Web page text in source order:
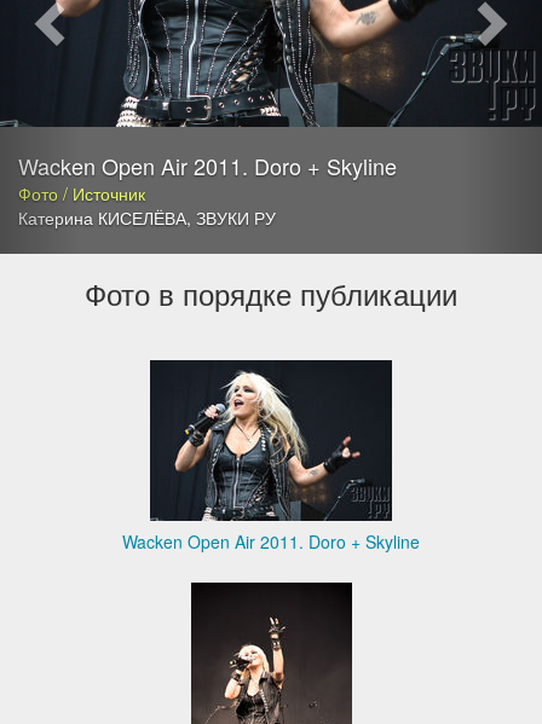
Wacken Open Air 2011. Doro + Skyline
Фото / Источник
Катерина КИСЕЛЁВА, ЗВУКИ РУ
Фото в порядке публикации
Wacken Open Air 2011. Doro + Skyline